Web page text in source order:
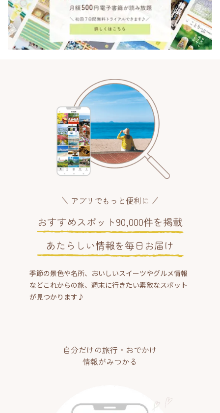
アプリでもっと便利に
おすすめスポット90,000件を掲載
あたらしい情報を毎日お届け
季節の景色や名所、おいしいスイーツやグルメ情報
などこれからの旅、週末に行きたい素敵なスポット
が見つかります♪
自分だけの旅行・おでかけ
情報がみつかる